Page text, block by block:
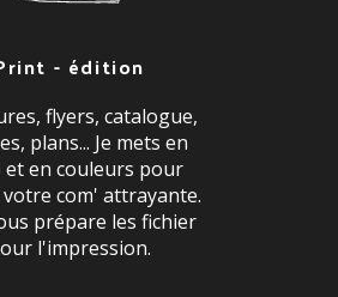
- édition
flyers, catalogue,
plans... Je mets en
et en couleurs pour
com' attrayante.
prépare les fichier
l'impression.